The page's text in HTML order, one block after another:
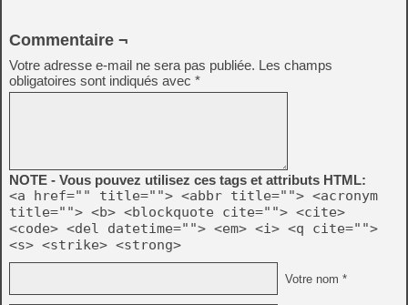
Commentaire ¬
Votre adresse e-mail ne sera pas publiée. Les champs
obligatoires sont indiqués avec *
NOTE - Vous pouvez utilisez ces tags et attributs HTML:
<a href="" title=""> <abbr title=""> <acronym
title=""> <b> <blockquote cite=""> <cite>
<code> <del datetime=""> <em> <i> <q cite="">
<s> <strike> <strong>
Votre nom *